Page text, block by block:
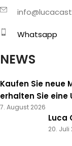
Whatsapp
NEWS
Kaufen Sie neue
erhalten Sie eine
7. August 2026
Luca
20. Juli